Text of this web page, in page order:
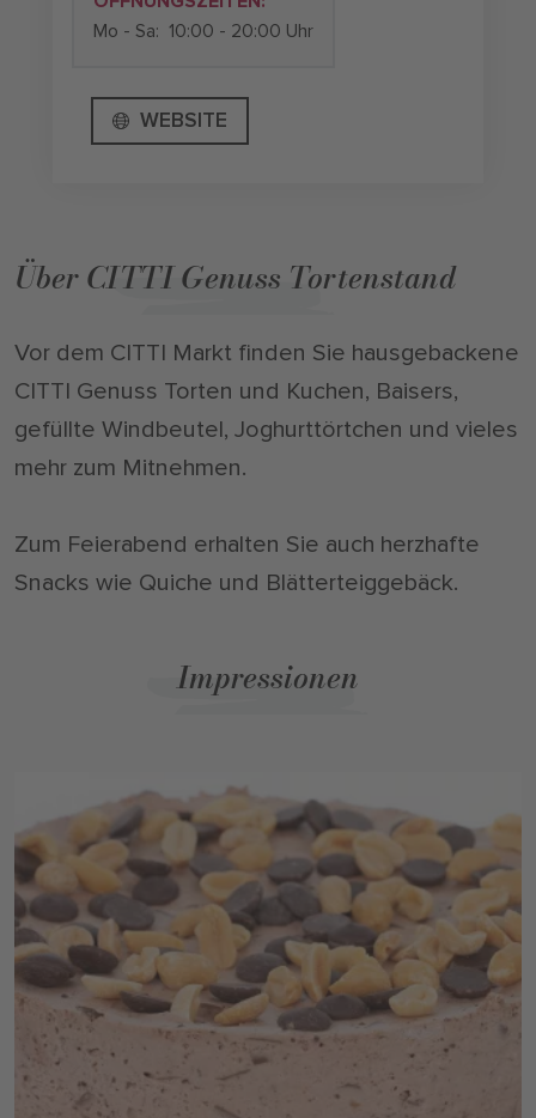
Mo - Sa: 10:00 - 20:00 Uhr
WEBSITE
Über CITTI Genuss Tortenstand
Vor dem CITTI Markt finden Sie hausgebackene
CITTI Genuss Torten und Kuchen, Baisers,
gefüllte Windbeutel, Joghurttörtchen und vieles
mehr zum Mitnehmen.
Zum Feierabend erhalten Sie auch herzhafte
Snacks wie Quiche und Blätterteiggebäck.
Impressionen